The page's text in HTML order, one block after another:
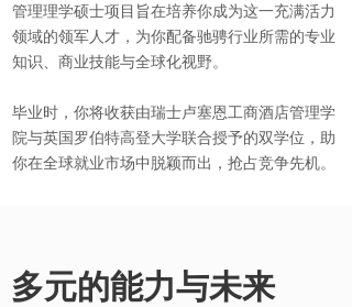
管理理学硕士项目旨在培养你成为这一充满活力
领域的领军人才，为你配备驰骋行业所需的专业
知识、商业技能与全球化视野。
毕业时，你将收获由瑞士卢塞恩工商酒店管理学
院与英国罗伯特高登大学联合授予的双学位，助
你在全球就业市场中脱颖而出，抢占竞争先机。
多元的能力与未来